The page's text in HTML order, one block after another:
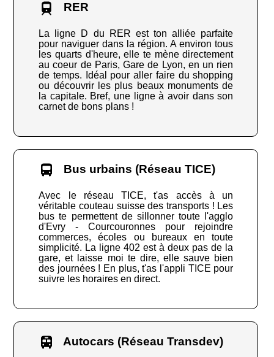
RER
La ligne D du RER est ton alliée parfaite
pour naviguer dans la région. A environ tous
les quarts d'heure, elle te mène directement
au coeur de Paris, Gare de Lyon, en un rien
de temps. Idéal pour aller faire du shopping
ou découvrir les plus beaux monuments de
la capitale. Bref, une ligne à avoir dans son
carnet de bons plans !
Bus urbains (Réseau TICE)
Avec le réseau TICE, t'as accès à un
véritable couteau suisse des transports ! Les
bus te permettent de sillonner toute l'agglo
d'Evry - Courcouronnes pour rejoindre
commerces, écoles ou bureaux en toute
simplicité. La ligne 402 est à deux pas de la
gare, et laisse moi te dire, elle sauve bien
des journées ! En plus, t'as l'appli TICE pour
suivre les horaires en direct.
Autocars (Réseau Transdev)